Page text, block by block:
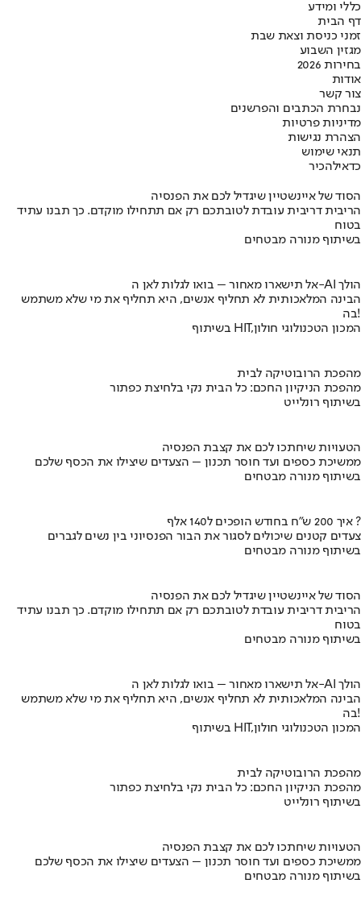
כללי ומידע
דף הבית
זמני כניסת וצאת שבת
מגזין השבוע
בחירות 2026
אודות
צור קשר
נבחרת הכתבים והפרשנים
מדיניות פרטיות
הצהרת נגישות
תנאי שימוש
כדאילהכיר
הסוד של איינשטיין שיגדיל לכם את הפנסיה
הריבית דריבית עובדת לטובתכם רק אם תתחילו מוקדם. כך תבנו עתיד
בטוח
בשיתוף מנורה מבטחים
אל תישארו מאחור – בואו לגלות לאן ה-AI הולך
הבינה המלאכותית לא תחליף אנשים, היא תחליף את מי שלא משתמש
בה!
בשיתוף HIT,המכון הטכנולוגי חולון
מהפכת הרובוטיקה לבית
מהפכת הניקיון החכם: כל הבית נקי בלחיצת כפתור
בשיתוף רונלייט
הטעויות שיחתכו לכם את קצבת הפנסיה
ממשיכת כספים ועד חוסר תכנון – הצעדים שיצילו את הכסף שלכם
בשיתוף מנורה מבטחים
איך 200 ש"ח בחודש הופכים ל140 אלף ?
צעדים קטנים שיכולים לסגור את הבור הפנסיוני בין נשים לגברים
בשיתוף מנורה מבטחים
הסוד של איינשטיין שיגדיל לכם את הפנסיה
הריבית דריבית עובדת לטובתכם רק אם תתחילו מוקדם. כך תבנו עתיד
בטוח
בשיתוף מנורה מבטחים
אל תישארו מאחור – בואו לגלות לאן ה-AI הולך
הבינה המלאכותית לא תחליף אנשים, היא תחליף את מי שלא משתמש
בה!
בשיתוף HIT,המכון הטכנולוגי חולון
מהפכת הרובוטיקה לבית
מהפכת הניקיון החכם: כל הבית נקי בלחיצת כפתור
בשיתוף רונלייט
הטעויות שיחתכו לכם את קצבת הפנסיה
ממשיכת כספים ועד חוסר תכנון – הצעדים שיצילו את הכסף שלכם
בשיתוף מנורה מבטחים